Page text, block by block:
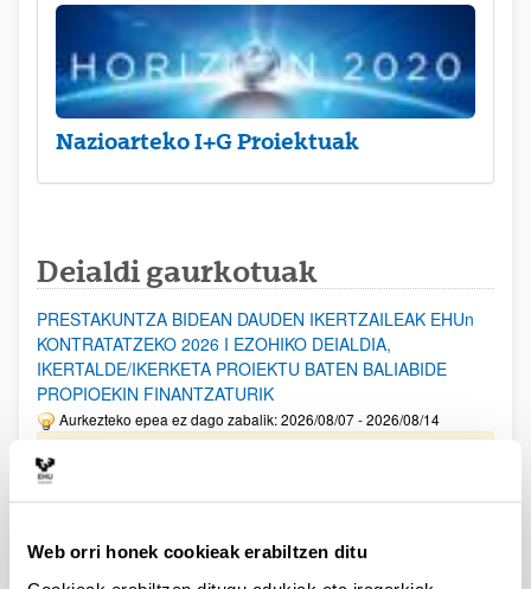
Web orri honek cookieak erabiltzen ditu
Nazioarteko I+G Proiektuak
Deialdi gaurkotuak
PRESTAKUNTZA BIDEAN DAUDEN IKERTZAILEAK EHUn
KONTRATATZEKO 2026 I EZOHIKO DEIALDIA,
IKERTALDE/IKERKETA PROIEKTU BATEN BALIABIDE
PROPIOEKIN FINANTZATURIK
Aurkezteko epea ez dago zabalik: 2026/08/07 - 2026/08/14
Izapide irekia